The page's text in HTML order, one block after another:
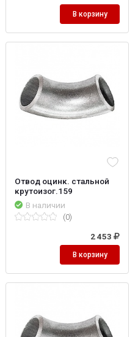
В корзину
Отвод оцинк. стальной
крутоизог.159
В наличии
(0)
2 453
В корзину